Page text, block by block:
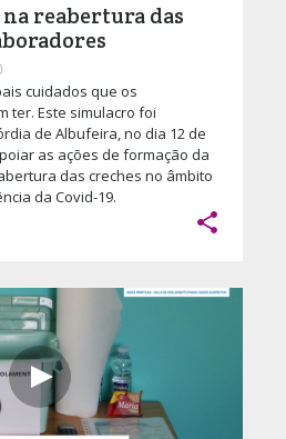
na reabertura das
cuidados que os
foi
de Albufeira, no dia 12 de
as ações de formação da
das creches no âmbito
da Covid-19.
